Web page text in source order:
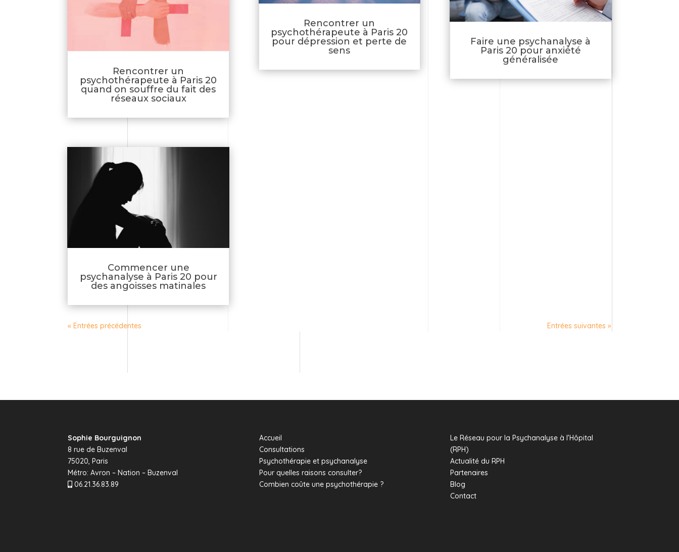
Rencontrer un
psychothérapeute à Paris 20
quand on souffre du fait des
réseaux sociaux
Commencer une
psychanalyse à Paris 20 pour
des angoisses matinales
Rencontrer un
psychothérapeute à Paris 20
pour dépression et perte de
sens
Faire une psychanalyse à
Paris 20 pour anxiété
généralisée
« Entrées précédentes Entrées suivantes »
Sophie Bourguignon
8 rue de Buzenval
75020, Paris
Métro: Avron – Nation – Buzenval
06.21.36.83.89
Accueil
Consultations
Psychothérapie et psychanalyse
Pour quelles raisons consulter?
Combien coûte une psychothérapie ?
Le Réseau pour la Psychanalyse à l’Hôpital
(RPH)
Actualité du RPH
Partenaires
Blog
Contact